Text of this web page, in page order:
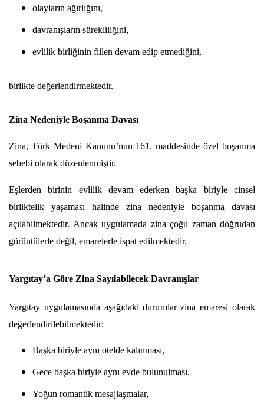
olayların ağırlığını,
davranışların sürekliliğini,
evlilik birliğinin fiilen devam edip etmediğini,
birlikte değerlendirmektedir.
Zina Nedeniyle Boşanma Davası
Zina, Türk Medeni Kanunu’nun 161. maddesinde özel boşanma
sebebi olarak düzenlenmiştir.
Eşlerden birinin evlilik devam ederken başka biriyle cinsel
birliktelik yaşaması halinde zina nedeniyle boşanma davası
açılabilmektedir. Ancak uygulamada zina çoğu zaman doğrudan
görüntülerle değil, emarelerle ispat edilmektedir.
Yargıtay’a Göre Zina Sayılabilecek Davranışlar
Yargıtay uygulamasında aşağıdaki durumlar zina emaresi olarak
değerlendirilebilmektedir:
Başka biriyle aynı otelde kalınması,
Gece başka biriyle aynı evde bulunulması,
Yoğun romantik mesajlaşmalar,